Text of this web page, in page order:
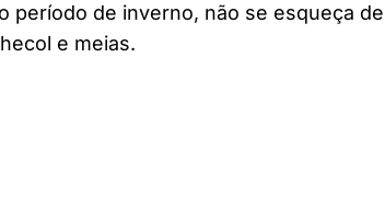
período de inverno, não se esqueça de
e meias.